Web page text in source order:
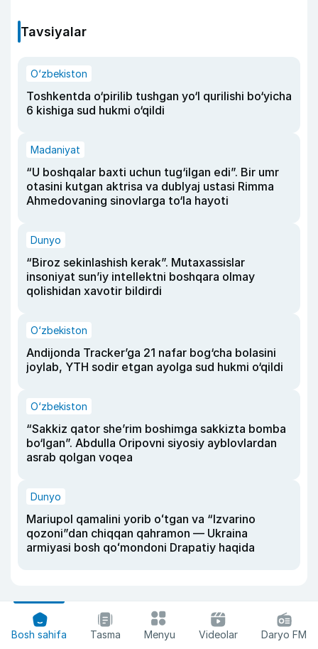
Tavsiyalar
O‘zbekiston
Toshkentda o‘pirilib tushgan yo‘l qurilishi bo‘yicha
6 kishiga sud hukmi o‘qildi
Madaniyat
“U boshqalar baxti uchun tug‘ilgan edi”. Bir umr
otasini kutgan aktrisa va dublyaj ustasi Rimma
Ahmedovaning sinovlarga to‘la hayoti
Dunyo
“Biroz sekinlashish kerak”. Mutaxassislar
insoniyat sun’iy intellektni boshqara olmay
qolishidan xavotir bildirdi
O‘zbekiston
Andijonda Tracker’ga 21 nafar bog‘cha bolasini
joylab, YTH sodir etgan ayolga sud hukmi o‘qildi
O‘zbekiston
“Sakkiz qator she’rim boshimga sakkizta bomba
bo‘lgan”. Abdulla Oripovni siyosiy ayblovlardan
asrab qolgan voqea
Dunyo
Mariupol qamalini yorib oʻtgan va “Izvarino
qozoni”dan chiqqan qahramon — Ukraina
armiyasi bosh qoʻmondoni Drapatiy haqida
Bosh sahifa Tasma Menyu Videolar Daryo FM